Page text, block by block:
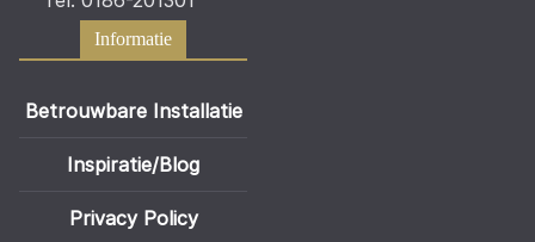
Informatie
Betrouwbare Installatie
Inspiratie/Blog
Privacy Policy